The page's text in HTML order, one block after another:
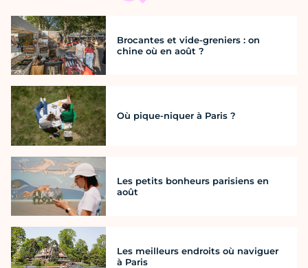
Brocantes et vide-greniers : on
chine où en août ?
Où pique-niquer à Paris ?
Les petits bonheurs parisiens en
août
Les meilleurs endroits où naviguer
à Paris